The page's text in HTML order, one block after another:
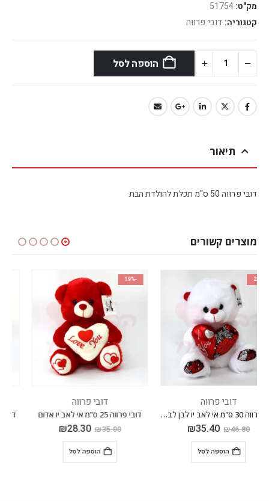
מק"ט: 51754
קטגוריה: דובי פרווה
הוספה לסל
תיאור
דובי פרווה 50 ס"מ תכלת להולדת הבת
מוצרים קשורים
דובי פרווה
דובי פרווה 25 ס"מ אי לאב יו אדום
₪35.00
28.30
הוספה לסל
דובי פרווה
דובי פרווה 50 ס"מ צבע חום + פפיון
₪99.50
76.70
הוספה לסל